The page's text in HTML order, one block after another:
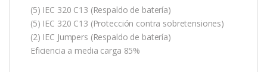
(5) IEC 320 C13 (Respaldo de batería)
(5) IEC 320 C13 (Protección contra sobretensiones)
(2) IEC Jumpers (Respaldo de batería)
Eficiencia a media carga 85%